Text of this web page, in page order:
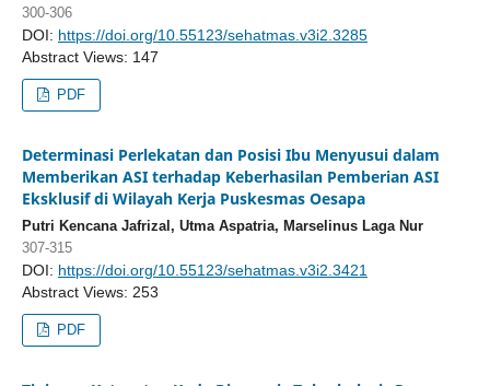
300-306
DOI: https://doi.org/10.55123/sehatmas.v3i2.3285
Abstract Views: 147
PDF
Determinasi Perlekatan dan Posisi Ibu Menyusui dalam
Memberikan ASI terhadap Keberhasilan Pemberian ASI
Eksklusif di Wilayah Kerja Puskesmas Oesapa
Putri Kencana Jafrizal, Utma Aspatria, Marselinus Laga Nur
307-315
DOI: https://doi.org/10.55123/sehatmas.v3i2.3421
Abstract Views: 253
PDF